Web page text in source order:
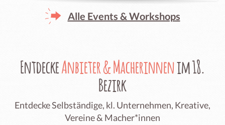
Alle Events & Workshops
EntdeckeAnbieter & Macherinnenim 18.
Bezirk
Entdecke Selbständige, kl. Unternehmen, Kreative,
Vereine & Macher*innen